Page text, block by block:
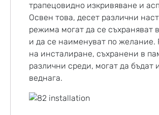
трапецовидно изкривяване и
Освен това, десет различни
режима могат да се съхраняват
и да се наименуват по
на инсталиране, съхранени в
различни среди, могат да бъдат
веднага.